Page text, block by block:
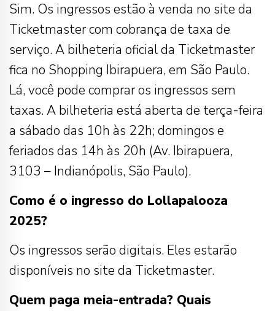
Sim. Os ingressos estão à venda no site da
Ticketmaster com cobrança de taxa de
serviço. A bilheteria oficial da Ticketmaster
fica no Shopping Ibirapuera, em São Paulo.
Lá, você pode comprar os ingressos sem
taxas. A bilheteria está aberta de terça-feira
a sábado das 10h às 22h; domingos e
feriados das 14h às 20h (Av. Ibirapuera,
3103 – Indianópolis, São Paulo).
Como é o ingresso do Lollapalooza
2025?
Os ingressos serão digitais. Eles estarão
disponíveis no site da Ticketmaster.
Quem paga meia-entrada? Quais